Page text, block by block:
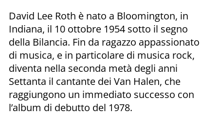
David Lee Roth è nato a Bloomington, in
Indiana, il 10 ottobre 1954 sotto il segno
della Bilancia. Fin da ragazzo appassionato
di musica, e in particolare di musica rock,
diventa nella seconda metà degli anni
Settanta il cantante dei Van Halen, che
raggiungono un immediato successo con
l’album di debutto del 1978.